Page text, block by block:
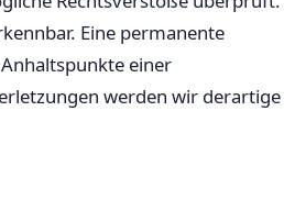
Eine permanente
einer
werden wir derartige